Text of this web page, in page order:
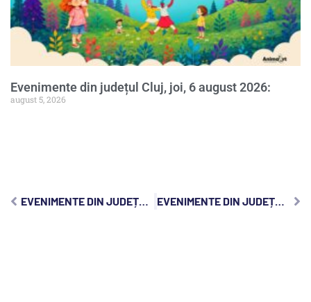
Evenimente din județul Cluj, joi, 6 august 2026:
august 5, 2026
EVENIMENTE DIN JUDEȚUL CLUJ, LUNI, 6 NOIEMBRIE 2023: EVENIMENTE DIN JUDEȚUL CLUJ, MIERCURI, 8 NOIEMBRIE 2023: